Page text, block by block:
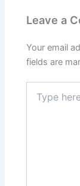
Leave a
Your email
fields are
here..